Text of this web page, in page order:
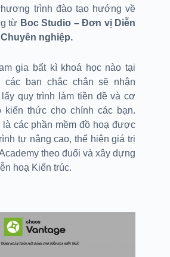
trình đào tạo hướng về
từ Boc Studio – Đơn vị Diễn
nghiệp.
gia bất kì khoá học nào tại
các bạn chắc chắn sẽ nhận
quy trình làm tiền đề và cơ
kiến thức cho chính các bạn.
các phần mềm đồ hoạ được
tự nâng cao, thể hiện giá trị
theo đuổi và xây dựng
hoạ Kiến trúc.